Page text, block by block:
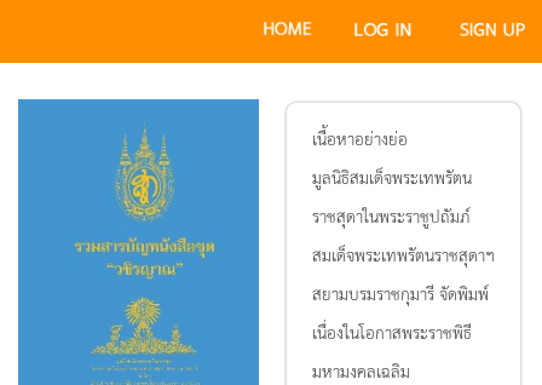
เนื้อหาอย่างย่อ
มูลนิธิสมเด็จพระเทพรัตน
ราชสุดาในพระราชูปถัมภ์
สมเด็จพระเทพรัตนราชสุดาฯ
สยามบรมราชกุมารี จัดพิมพ์
เนื่องในโอกาสพระราชพิธี
มหามงคลเฉลิม